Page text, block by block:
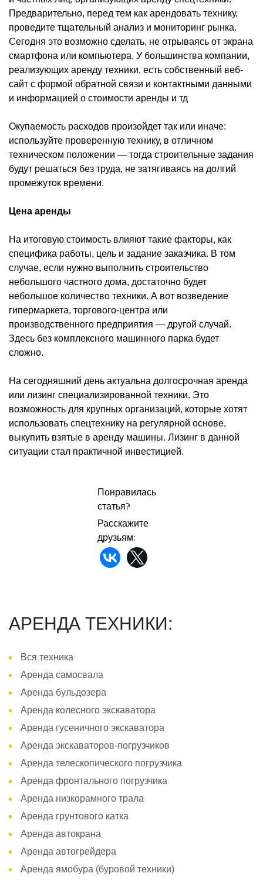
Предварительно, перед тем как арендовать технику,
проведите тщательный анализ и мониторинг рынка.
Сегодня это возможно сделать, не отрываясь от экрана
смартфона или компьютера. У большинства компании,
реализующих аренду техники, есть собственный веб-
сайт с формой обратной связи и контактными данными
и информацией о стоимости аренды и тд
Окупаемость расходов произойдет так или иначе:
используйте проверенную технику, в отличном
техническом положении — тогда строительные задания
будут решаться без труда, не затягиваясь на долгий
промежуток времени.
Цена аренды
На итоговую стоимость влияют такие факторы, как
специфика работы, цель и задание заказчика. В том
случае, если нужно выполнить строительство
небольшого частного дома, достаточно будет
небольшое количество техники. А вот возведение
гипермаркета, торгового-центра или
производственного предприятия — другой случай.
Здесь без комплексного машинного парка будет
сложно.
На сегодняшний день актуальна долгосрочная аренда
или лизинг специализированной техники. Это
возможность для крупных организаций, которые хотят
использовать спецтехнику на регулярной основе,
выкупить взятые в аренду машины. Лизинг в данной
ситуации стал практичной инвестицией.
Понравилась
статья?
Расскажите
друзьям:
АРЕНДА ТЕХНИКИ:
Вся техника
Аренда самосвала
Аренда бульдозера
Аренда колесного экскаватора
Аренда гусеничного экскаватора
Аренда экскаваторов-погрузчиков
Аренда телескопического погрузчика
Аренда фронтального погрузчика
Аренда низкорамного трала
Аренда грунтового катка
Аренда автокрана
Аренда автогрейдера
Аренда ямобура (буровой техники)